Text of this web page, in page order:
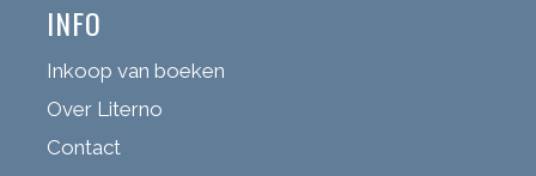
INFO
Inkoop van boeken
Over Literno
Contact